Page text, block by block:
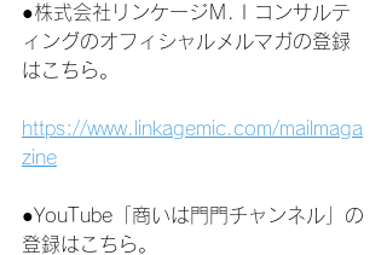
●株式会社リンケージＭ.Ｉコンサルテ
ィングのオフィシャルメルマガの登録
はこちら。
https://www.linkagemic.com/mailmaga
zine
●YouTube「商いは門門チャンネル」の
登録はこちら。